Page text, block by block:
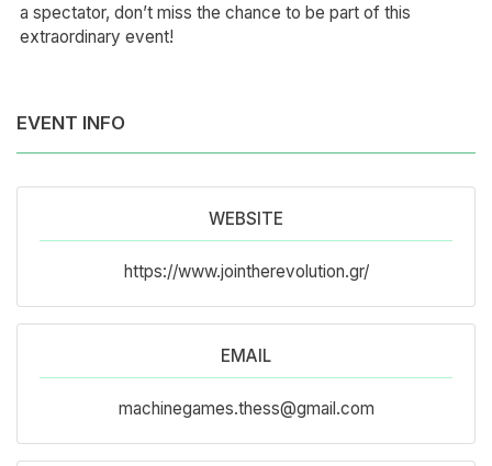
a spectator, don’t miss the chance to be part of this
extraordinary event!
EVENT INFO
WEBSITE
https://www.jointherevolution.gr/
EMAIL
machinegames.thess@gmail.com